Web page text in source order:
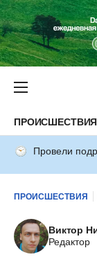
ПРОИСШЕСТВИЯ
Провели
ПРОИСШЕСТВИЯ
Виктор
Редактор